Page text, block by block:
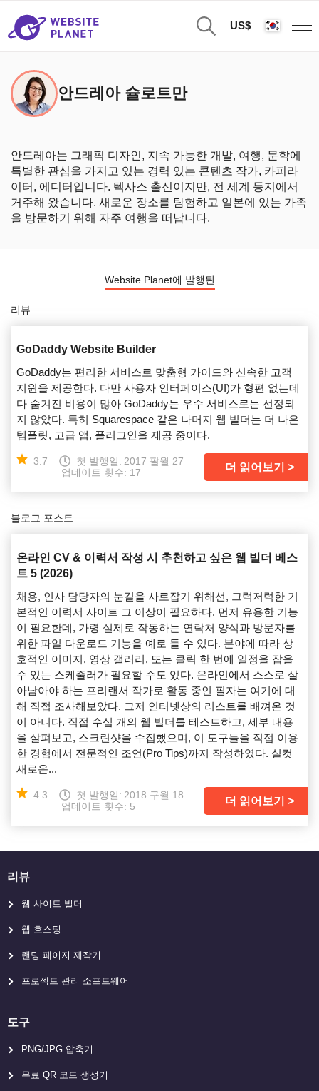
US$
안드레아 슐로트만
안드레아는 그래픽 디자인, 지속 가능한 개발, 여행, 문학에
특별한 관심을 가지고 있는 경력 있는 콘텐츠 작가, 카피라
이터, 에디터입니다. 텍사스 출신이지만, 전 세계 등지에서
거주해 왔습니다. 새로운 장소를 탐험하고 일본에 있는 가족
을 방문하기 위해 자주 여행을 떠납니다.
Website Planet에 발행된
리뷰
GoDaddy Website Builder
GoDaddy는 편리한 서비스로 맞춤형 가이드와 신속한 고객
지원을 제공한다. 다만 사용자 인터페이스(UI)가 형편 없는데
다 숨겨진 비용이 많아 GoDaddy는 우수 서비스로는 선정되
지 않았다. 특히 Squarespace 같은 나머지 웹 빌더는 더 나은
템플릿, 고급 앱, 플러그인을 제공 중이다.
3.7 첫 발행일: 2017 팔월 27
업데이트 횟수: 17
더 읽어보기
블로그 포스트
온라인 CV & 이력서 작성 시 추천하고 싶은 웹 빌더 베스
트 5 (2026)
채용, 인사 담당자의 눈길을 사로잡기 위해선, 그럭저럭한 기
본적인 이력서 사이트 그 이상이 필요하다. 먼저 유용한 기능
이 필요한데, 가령 실제로 작동하는 연락처 양식과 방문자를
위한 파일 다운로드 기능을 예로 들 수 있다. 분야에 따라 상
호적인 이미지, 영상 갤러리, 또는 클릭 한 번에 일정을 잡을
수 있는 스케줄러가 필요할 수도 있다. 온라인에서 스스로 살
아남아야 하는 프리랜서 작가로 활동 중인 필자는 여기에 대
해 직접 조사해보았다. 그저 인터넷상의 리스트를 배껴온 것
이 아니다. 직접 수십 개의 웹 빌더를 테스트하고, 세부 내용
을 살펴보고, 스크린샷을 수집했으며, 이 도구들을 직접 이용
한 경험에서 전문적인 조언(Pro Tips)까지 작성하였다. 실컷
새로운...
4.3 첫 발행일: 2018 구월 18
업데이트 횟수: 5
더 읽어보기
리뷰
웹 사이트 빌더
웹 호스팅
랜딩 페이지 제작기
프로젝트 관리 소프트웨어
도구
PNG/JPG 압축기
무료 QR 코드 생성기